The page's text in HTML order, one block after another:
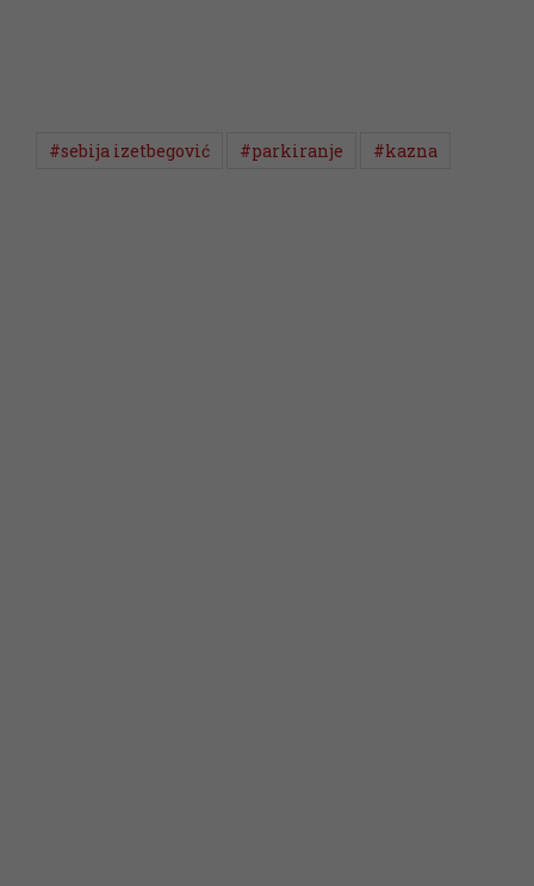
#sebija izetbegović #parkiranje #kazna